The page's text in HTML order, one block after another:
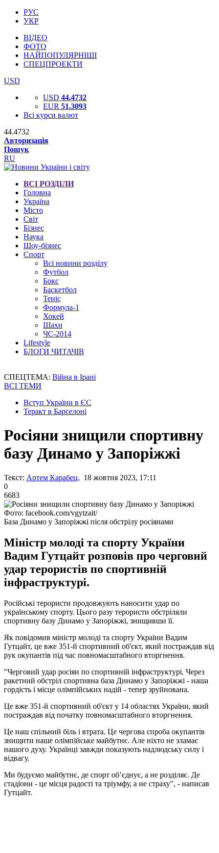
РУС
УКР
ВІДЕО
ФОТО
НАЙПОПУЛЯРНІШІ
СПЕЦПРОЕКТИ
USD
USD 44.4732
EUR 51.3093
Всі курси валют
44.4732
Авторизація
Пошук
RU
ВСІ РОЗДІЛИ
Головна
Україна
Місто
Світ
Бізнес
Наука
Шоу-бізнес
Спорт
Всі новини розділу
Футбол
Бокс
Баскетбол
Теніс
Формула-1
Хокей
Шахи
ЧС-2014
Lifestyle
БЛОГИ ЧИТАЧІВ
СПЕЦТЕМА: Війна в Ірані
ВСІ ТЕМИ
Вступ України в ЄС
Теракт в Барселоні
Росіяни знищили спортивну
базу Динамо у Запоріжжі
Текст: Артем Карабец, 18 жовтня 2023, 17:11
0
6683
Фото: facebook.com/vgytzait/
База Динамо у Запоріжжі після обстрілу росіянами
Міністр молоді та спорту України
Вадим Гутцайт розповів про черговий
удар терористів по спортивній
інфраструктурі.
Російські терористи продовжують наносити удар по
українському спорту. Цього разу терористи обстріляли
спортивну базу Динамо у Запоріжжі, знищивши її.
Як повідомив міністр молоді та спорту України Вадим
Гутцайт, це вже 351-й спортивний об'єкт, який постраждав від
рук окупантів під час повномасштабного вторгнення.
"Черговий удар росіян по спортивній інфраструктурі. Через
ракетний обстріл спортивна база Динамо у Запоріжжі - наша
гордість і місце олімпійських надій - тепер зруйнована.
Це вже 351-й спортивний об'єкт у 14 областях України, який
постраждав від початку повномасштабного вторгнення.
Це наш спільний біль і втрата. Це чергова спроба окупантів
знищити наше олімпійське майбутнє. Але ніхто не зламає
нашого духу. Українці завжди показують надлюдську силу і
відвагу.
Ми будуємо майбутнє, де спорт об’єднує, а не розділяє. Де
стадіони - це місця радості та тріумфу, а не страху", - написав
Гутцайт.